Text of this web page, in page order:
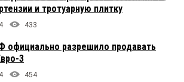
и тротуарную плитку
4 433
официально разрешило продавать
3
4 454